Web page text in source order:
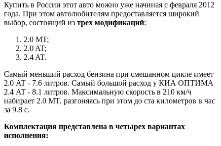
Купить в России этот авто можно уже начиная с февраля 2012
года. При этом автолюбителям предоставляется широкий
выбор, состоящий из трех модификаций:
2.0 MT;
2.0 AT;
2.4 AT.
Самый меньший расход бензина при смешанном цикле имеет
2.0 AT - 7.6 литров. Самый большой расход у КИА ОПТИМА
2.4 AT - 8.1 литров. Максимальную скорость в 210 км/ч
набирает 2.0 MT, разгоняясь при этом до ста километров в час
за 9.8 с.
Комплектация представлена в четырех вариантах
исполнения: